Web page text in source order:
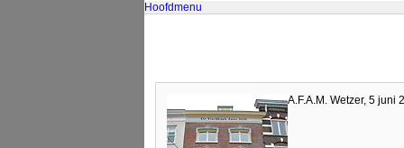
Hoofdmenu
A.F.A.M. Wetzer, 5 juni